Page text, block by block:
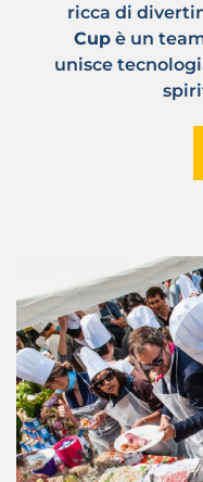
ricca di
Cup è un
unisce